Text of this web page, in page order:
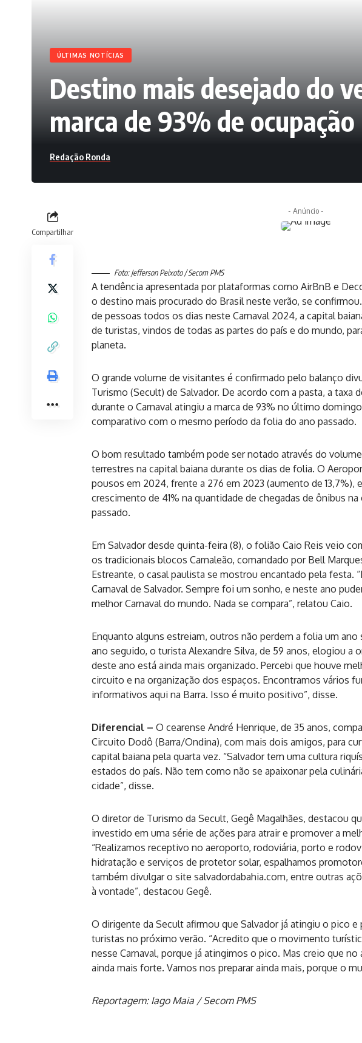
ÚLTIMAS NOTÍCIAS
Destino mais desejado do
marca de 93% de
Redação Ronda
Compartilhar
- Anúncio -
Foto: Jefferson Peixoto / Secom PMS
A tendência apresentada por plataformas como AirBnB e
o destino mais procurado do Brasil neste verão, se
de pessoas todos os dias neste Carnaval 2024, a capital
de turistas, vindos de todas as partes do país e do mundo,
planeta.
O grande volume de visitantes é confirmado pelo balanço
Turismo (Secult) de Salvador. De acordo com a pasta, a taxa
durante o Carnaval atingiu a marca de 93% no último
comparativo com o mesmo período da folia do ano passado.
O bom resultado também pode ser notado através do
terrestres na capital baiana durante os dias de folia. O
pousos em 2024, frente a 276 em 2023 (aumento de 13,7%),
crescimento de 41% na quantidade de chegadas de ônibus na
passado.
Em Salvador desde quinta-feira (8), o folião Caio Reis veio
os tradicionais blocos Camaleão, comandado por Bell
Estreante, o casal paulista se mostrou encantado pela festa.
Carnaval de Salvador. Sempre foi um sonho, e neste ano
melhor Carnaval do mundo. Nada se compara”, relatou Caio.
Enquanto alguns estreiam, outros não perdem a folia um
ano seguido, o turista Alexandre Silva, de 59 anos, elogiou a
deste ano está ainda mais organizado. Percebi que houve
circuito e na organização dos espaços. Encontramos vários
informativos aqui na Barra. Isso é muito positivo”, disse.
Diferencial – O cearense André Henrique, de 35 anos,
Circuito Dodô (Barra/Ondina), com mais dois amigos, para
capital baiana pela quarta vez. “Salvador tem uma cultura
estados do país. Não tem como não se apaixonar pela
cidade”, disse.
O diretor de Turismo da Secult, Gegê Magalhães, destacou
investido em uma série de ações para atrair e promover a
“Realizamos receptivo no aeroporto, rodoviária, porto e
hidratação e serviços de protetor solar, espalhamos
também divulgar o site salvadordabahia.com, entre outras
à vontade”, destacou Gegê.
O dirigente da Secult afirmou que Salvador já atingiu o pico
turistas no próximo verão. “Acredito que o movimento
nesse Carnaval, porque já atingimos o pico. Mas creio que
ainda mais forte. Vamos nos preparar ainda mais, porque o
Reportagem: Iago Maia / Secom PMS